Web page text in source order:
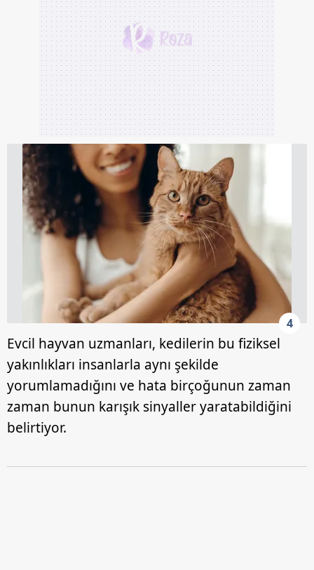
4
Evcil hayvan uzmanları, kedilerin bu fiziksel
yakınlıkları insanlarla aynı şekilde
yorumlamadığını ve hata birçoğunun zaman
zaman bunun karışık sinyaller yaratabildiğini
belirtiyor.